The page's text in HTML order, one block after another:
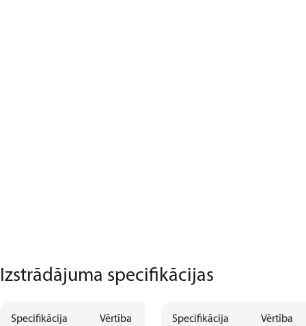
Izstrādājuma specifikācijas
Specifikācija Vērtība Specifikācija Vērtība